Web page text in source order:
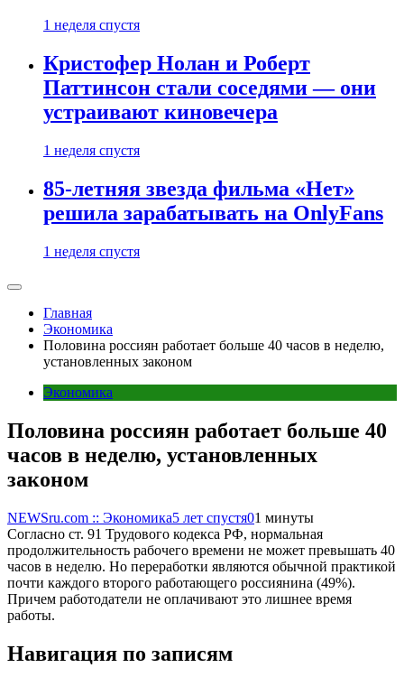
1 неделя спустя
Кристофер Нолан и Роберт
Паттинсон стали соседями — они
устраивают киновечера
1 неделя спустя
85-летняя звезда фильма «Нет»
решила зарабатывать на OnlyFans
1 неделя спустя
Главная
Экономика
Половина россиян работает больше 40 часов в неделю,
установленных законом
Экономика
Половина россиян работает больше 40
часов в неделю, установленных
законом
NEWSru.com :: Экономика5 лет спустя01 минуты
Согласно ст. 91 Трудового кодекса РФ, нормальная
продолжительность рабочего времени не может превышать 40
часов в неделю. Но переработки являются обычной практикой
почти каждого второго работающего россиянина (49%).
Причем работодатели не оплачивают это лишнее время
работы.
Навигация по записям